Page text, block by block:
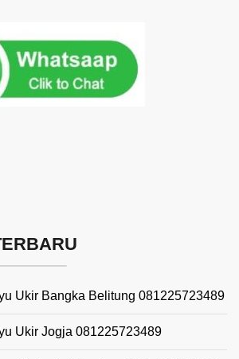
Ukir Bangka Belitung 081225723489
Ukir Jogja 081225723489